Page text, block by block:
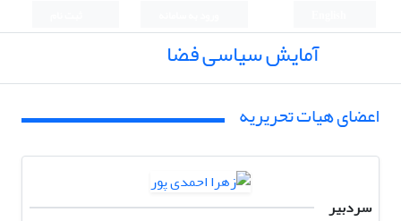
آمایش سیاسی فضا
اعضای هیات تحریریه
سردبیر